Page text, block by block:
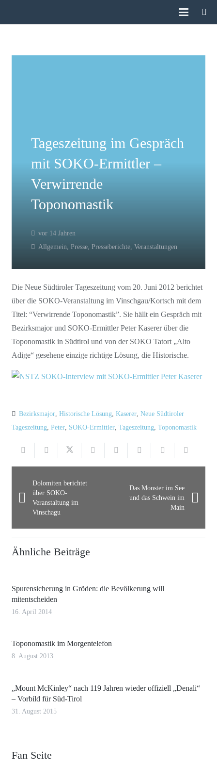
Tageszeitung im Gespräch
mit SOKO-Ermittler –
Verwirrende
Toponomastik
vor 14 Jahren
Allgemein Presse, Presseberichte, Veranstaltungen
Die Neue Südtiroler Tageszeitung vom 20. Juni 2012 berichtet
über die SOKO-Veranstaltung im Vinschgau/Kortsch mit dem
Titel: “Verwirrende Toponomastik”. Sie hällt ein Gespräch mit
Bezirksmajor und SOKO-Ermittler Peter Kaserer über die
Toponomastik in Südtirol und von der SOKO Tatort „Alto
Adige“ gesehene einzige richtige Lösung, die Historische.
Bezirksmajor, Historische Lösung, Kaserer, Neue Südtiroler
Tageszeitung Peter SOKO-Ermittler Tageszeitung Toponomastik
Dolomiten berichtet
über SOKO-
Veranstaltung im
Vinschagu
Das Monster im See
und das Schwein im
Main
Ähnliche Beiträge
Spurensicherung in Gröden: die Bevölkerung will
mitentscheiden
16. April 2014
Toponomastik im Morgentelefon
8. August 2013
„Mount McKinley“ nach 119 Jahren wieder offiziell „Denali“
– Vorbild für Süd-Tirol
31. August 2015
Fan Seite